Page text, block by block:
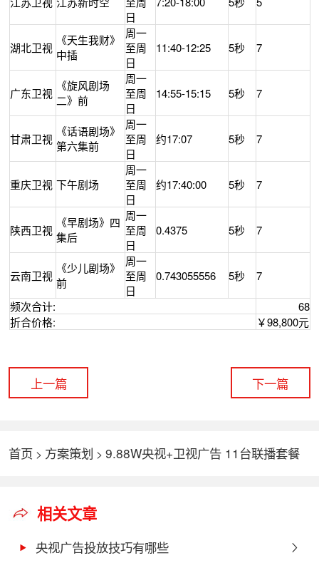
日
湖北卫视
《天生我财》
中插
周一
至周
日
11:40-12:25 5秒 7
广东卫视
《旋风剧场
二》前
周一
至周
日
14:55-15:15 5秒 7
甘肃卫视
《话语剧场》
第六集前
周一
至周
日
约17:07 5秒 7
重庆卫视 下午剧场
周一
至周
日
约17:40:00 5秒 7
陕西卫视
《早剧场》四
集后
周一
至周
日
0.4375 5秒 7
云南卫视
《少儿剧场》
前
周一
至周
日
0.743055556 5秒 7
频次合计:
68
折合价格:
￥98,800元
上一篇 下一篇
首页 > 方案策划 >9.88W央视+卫视广告 11台联播套餐
相关文章
央视广告投放技巧有哪些